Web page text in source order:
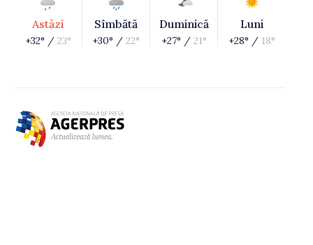
Astăzi
+32° / 23°
Sîmbătă
+30° / 22°
Duminică
+27° / 21°
Luni
+28° / 18°